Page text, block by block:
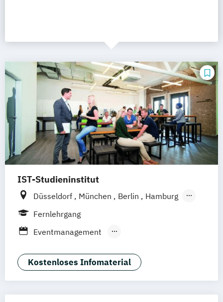
IST-Studieninstitut
Düsseldorf München Berlin
Hamburg
Weil am Rhein
Fernlehrgang
Eventmanagement
Hybride und digitale Events
Kostenloses Infomaterial